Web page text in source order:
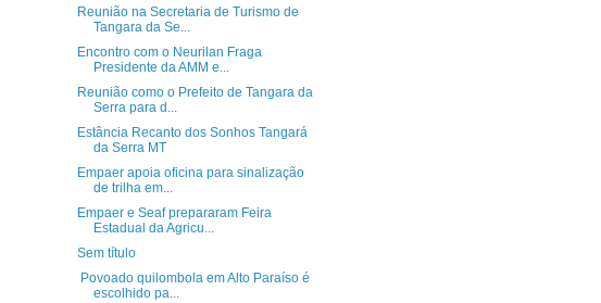
Reunião na Secretaria de Turismo de
Tangara da Se...
Encontro com o Neurilan Fraga
Presidente da AMM e...
Reunião como o Prefeito de Tangara da
Serra para d...
Estância Recanto dos Sonhos Tangará
da Serra MT
Empaer apoia oficina para sinalização
de trilha em...
Empaer e Seaf prepararam Feira
Estadual da Agricu...
Sem título
Povoado quilombola em Alto Paraíso é
escolhido pa...